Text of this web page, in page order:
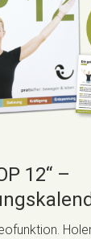
12“ –